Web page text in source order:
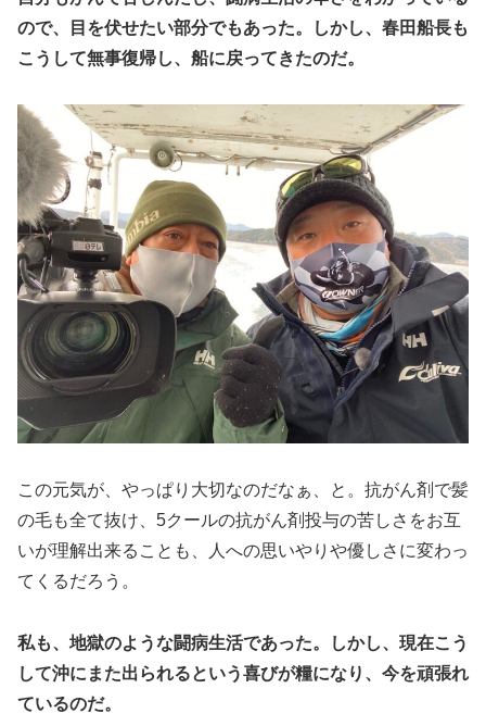
ので、目を伏せたい部分でもあった。しかし、春田船長も
こうして無事復帰し、船に戻ってきたのだ。
この元気が、やっぱり大切なのだなぁ、と。抗がん剤で髪
の毛も全て抜け、5クールの抗がん剤投与の苦しさをお互
いが理解出来ることも、人への思いやりや優しさに変わっ
てくるだろう。
私も、地獄のような闘病生活であった。しかし、現在こう
して沖にまた出られるという喜びが糧になり、今を頑張れ
ているのだ。